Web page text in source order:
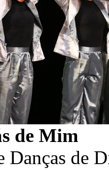
de Mim
Danças de